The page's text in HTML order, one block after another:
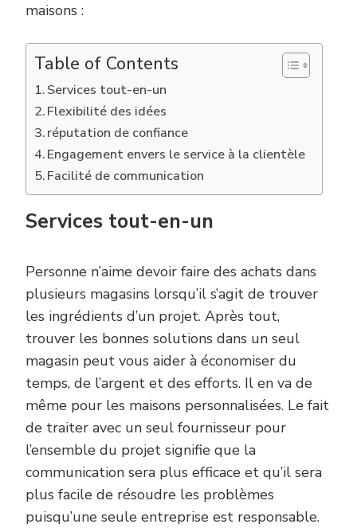
maisons :
Table of Contents
Services tout-en-un
Flexibilité des idées
réputation de confiance
Engagement envers le service à la clientèle
Facilité de communication
Services tout-en-un
Personne n’aime devoir faire des achats dans
plusieurs magasins lorsqu’il s’agit de trouver
les ingrédients d’un projet. Après tout,
trouver les bonnes solutions dans un seul
magasin peut vous aider à économiser du
temps, de l’argent et des efforts. Il en va de
même pour les maisons personnalisées. Le fait
de traiter avec un seul fournisseur pour
l’ensemble du projet signifie que la
communication sera plus efficace et qu’il sera
plus facile de résoudre les problèmes
puisqu’une seule entreprise est responsable.